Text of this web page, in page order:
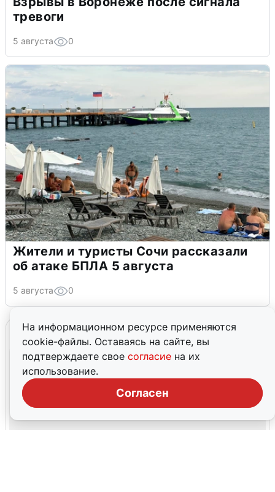
На информационном ресурсе применяются
cookie-файлы. Оставаясь на сайте, вы
подтверждаете свое согласие на их
использование.
Согласен
тревоги
5 августа 0
Жители и туристы Сочи рассказали
об атаке БПЛА 5 августа
5 августа 0